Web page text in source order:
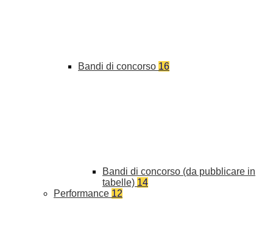
Bandi di concorso 16
Bandi di concorso (da pubblicare in
tabelle) 14
Performance 12